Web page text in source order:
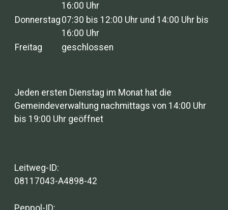
16:00 Uhr
Donnerstag 07:30 bis 12:00 Uhr und 14:00 Uhr bis
16:00 Uhr
Freitag
geschlossen
Jeden ersten Dienstag im Monat hat die
Gemeindeverwaltung nachmittags von 14:00 Uhr
bis 19:00 Uhr geöffnet
Leitweg-ID:
08117043-A4898-42
Peppol-ID: